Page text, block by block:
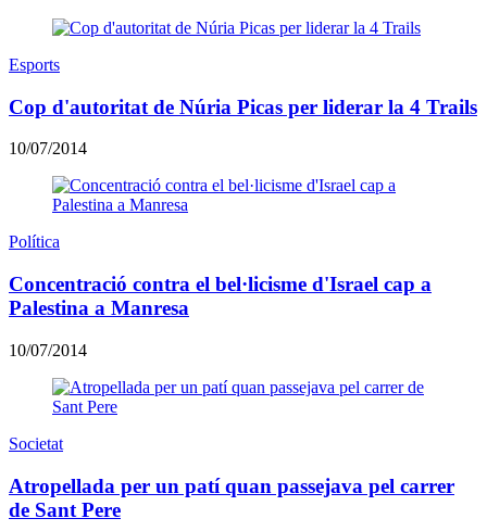
Esports
Cop d'autoritat de Núria Picas per liderar la 4 Trails
10/07/2014
Política
Concentració contra el bel·licisme d'Israel cap a
Palestina a Manresa
10/07/2014
Societat
Atropellada per un patí quan passejava pel carrer
de Sant Pere